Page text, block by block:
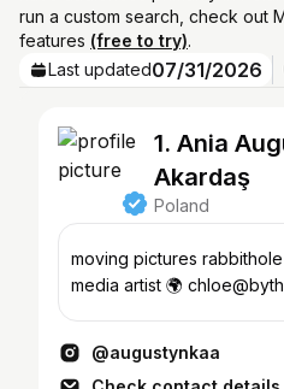
run a custom search, check out
features (free to try).
Last updated07/31/2026
1. Ania
Akardaş
Poland
moving pictures
media artist 🌍
@augustynkaa